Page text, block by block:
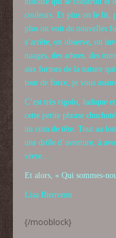
couleurs. Et plus on le lit,
plus on voit de nouvelles
s’arrête, on observe, on
nuages, des arbres, des
aux formes de la nature
tour de force, je vous
C’est très rigolo, ludique
cette petite phrase
un coin de tête. Tout au
une drôle d’aventure, à
vivre…
Et alors, « Qui sommes-
Lisa Bienvenu
{/mooblock}